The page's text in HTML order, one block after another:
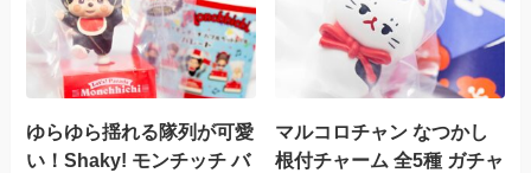
ゆらゆら揺れる隊列が可愛
い！Shaky! モンチッチ バ
マルコロチャン なつかし
根付チャーム 全5種 ガチャ